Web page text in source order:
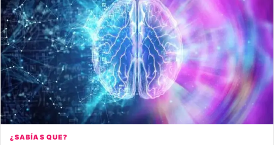
¿SABÍAS QUE?